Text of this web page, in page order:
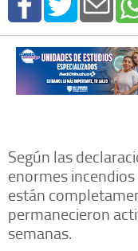
Según las
enormes
están
permanecieron
semanas.